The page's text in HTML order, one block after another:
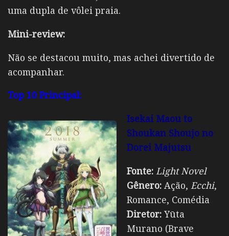
uma dupla de vôlei praia.
Mini-review:
Não se destacou muito, mas achei divertido de
acompanhar.
Top 10 Principal:
Isekai Maou to
Shoukan Shoujo no
Dorei Majutsu
Fonte: Light Novel
Gênero: Ação, Ecchi,
Romance, Comédia
Diretor: Yūta
Murano (Brave